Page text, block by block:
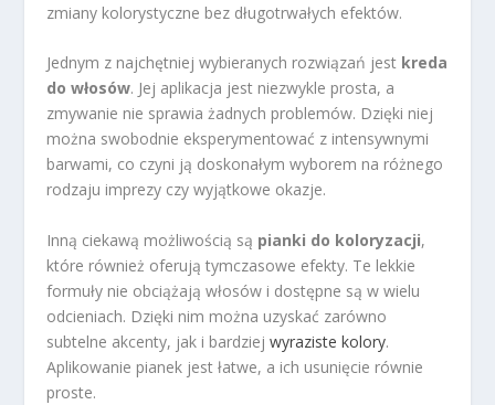
zmiany kolorystyczne bez długotrwałych efektów.
Jednym z najchętniej wybieranych rozwiązań jest kreda
do włosów. Jej aplikacja jest niezwykle prosta, a
zmywanie nie sprawia żadnych problemów. Dzięki niej
można swobodnie eksperymentować z intensywnymi
barwami, co czyni ją doskonałym wyborem na różnego
rodzaju imprezy czy wyjątkowe okazje.
Inną ciekawą możliwością są pianki do koloryzacji,
które również oferują tymczasowe efekty. Te lekkie
formuły nie obciążają włosów i dostępne są w wielu
odcieniach. Dzięki nim można uzyskać zarówno
subtelne akcenty, jak i bardziejwyraziste kolory.
Aplikowanie pianek jest łatwe, a ich usunięcie równie
proste.